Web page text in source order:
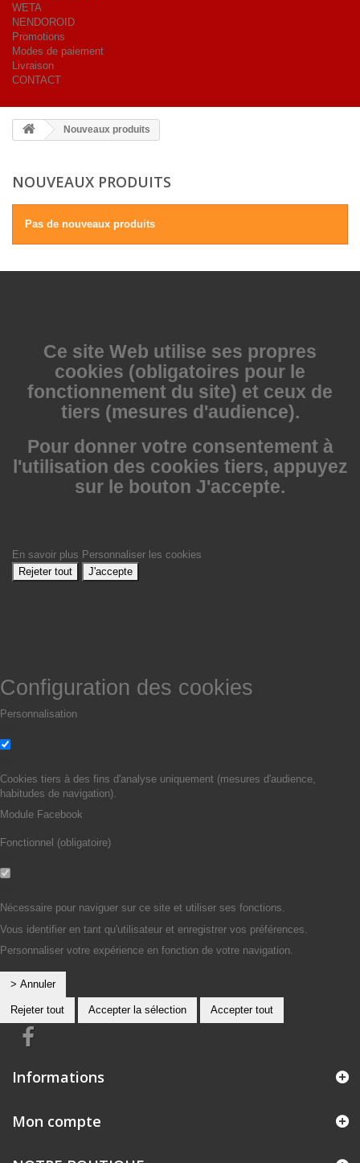
WETA
NENDOROID
Promotions
Modes de paiement
Livraison
CONTACT
Nouveaux produits
NOUVEAUX PRODUITS
Pas de nouveaux produits
Ce site Web utilise ses propres
cookies (obligatoires pour le
fonctionnement du site) et ceux de
tiers (mesures d'audience).
Pour donner votre consentement à
l'utilisation des cookies tiers, appuyez
sur le bouton J'accepte.
En savoir plus Personnaliser les cookies
Rejeter tout
J'accepte
Configuration des cookies
Personnalisation
Cookies tiers à des fins d'analyse uniquement (mesures d'audience,
habitudes de navigation).
Module Facebook
Fonctionnel (obligatoire)
Nécessaire pour naviguer sur ce site et utiliser ses fonctions.
Vous identifier en tant qu'utilisateur et enregistrer vos préférences.
Personnaliser votre expérience en fonction de votre navigation.
> Annuler
Rejeter tout Accepter la sélection Accepter tout
Informations
Mon compte